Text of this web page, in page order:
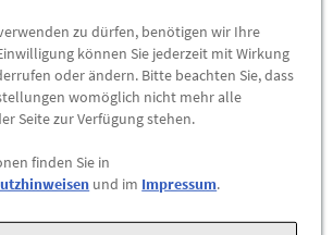
(kann Ausstattung- oder
Abhängig sein) für die Mercedes-Benz
4MATIC)
4MATIC)
zu dürfen, benötigen wir Ihre
können Sie jederzeit mit Wirkung
oder ändern. Bitte beachten Sie, dass
womöglich nicht mehr alle
Seite zur Verfügung stehen.
finden Sie in
und im Impressum.